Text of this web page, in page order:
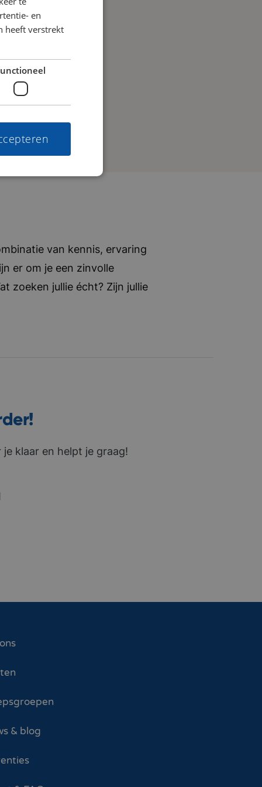
van kennis, ervaring
er om je een zinvolle
zoeken jullie écht? Zijn jullie
klaar en helpt je graag!
& blog
en
heeft verstrekt